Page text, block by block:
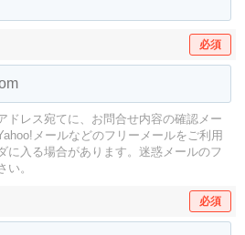
必須
ドレス宛てに、お問合せ内容の確認メー
メールなどのフリーメールをご利用
入る場合があります。 迷惑メールのフ
い。
必須